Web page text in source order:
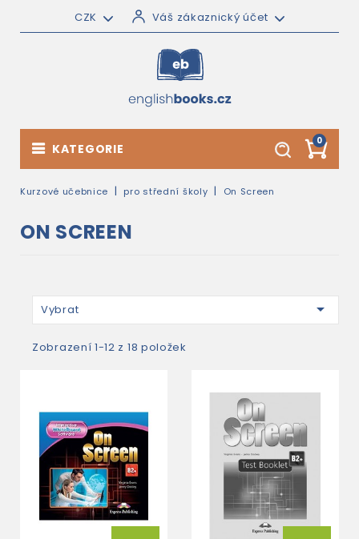
CZK Váš zákaznický účet
0
KATEGORIE
Kurzové učebnice pro střední školy On Screen
ON SCREEN
Vybrat 
Zobrazení 1-12 z 18 položek